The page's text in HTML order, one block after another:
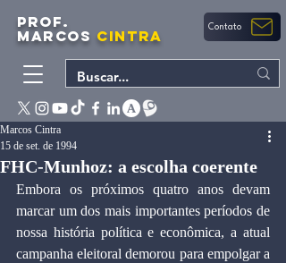
PROF.
MARCOS CINTRA Contato
FHC-Munhoz: a escolha coerente
Marcos Cintra
15 de set. de 1994
Embora os próximos quatro anos devam
marcar um dos mais importantes períodos de
nossa história política e econômica, a atual
campanha eleitoral demorou para empolgar a